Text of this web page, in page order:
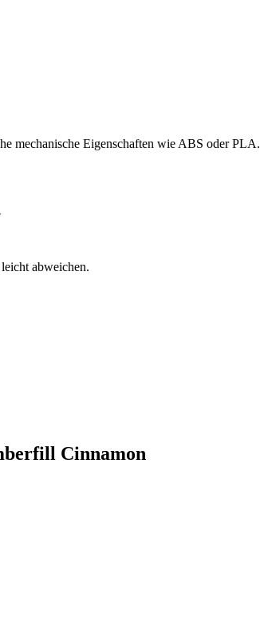
mechanische Eigenschaften wie ABS oder PLA.
abweichen.
Cinnamon